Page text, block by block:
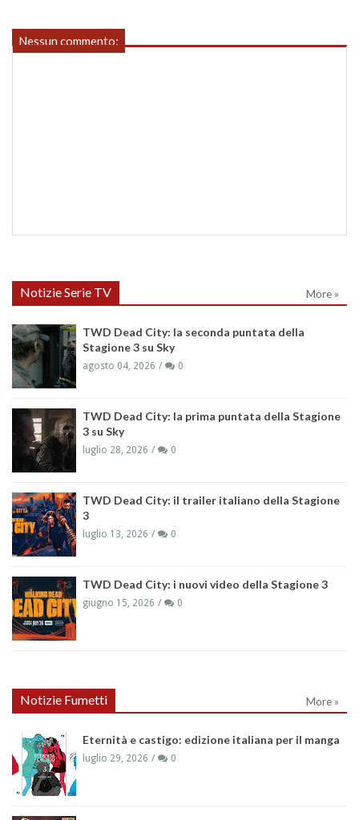
Nessun commento:
Notizie Serie TV More »
TWD Dead City: la seconda puntata della
Stagione 3 su Sky
agosto 04, 2026 0
TWD Dead City: la prima puntata della Stagione
3 su Sky
luglio 28, 2026 0
TWD Dead City: il trailer italiano della Stagione
3
luglio 13, 2026 0
TWD Dead City: i nuovi video della Stagione 3
giugno 15, 2026 0
Notizie Fumetti More »
Eternità e castigo: edizione italiana per il manga
luglio 29, 2026 0